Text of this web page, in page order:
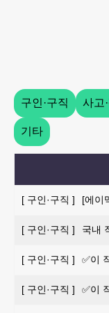
구인·구직 사고
기타
[ 구인·구직 ] [에이
[ 구인·구직 ] 국내
[ 구인·구직 ] ✅이
[ 구인·구직 ] ✅이